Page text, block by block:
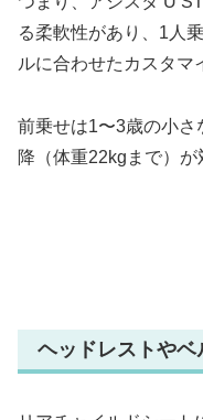
る柔軟性があり、1人
ルに合わせたカスタマ
前乗せは1〜3歳の小さ
降（体重22kgまで）が
ヘッドレストやベ